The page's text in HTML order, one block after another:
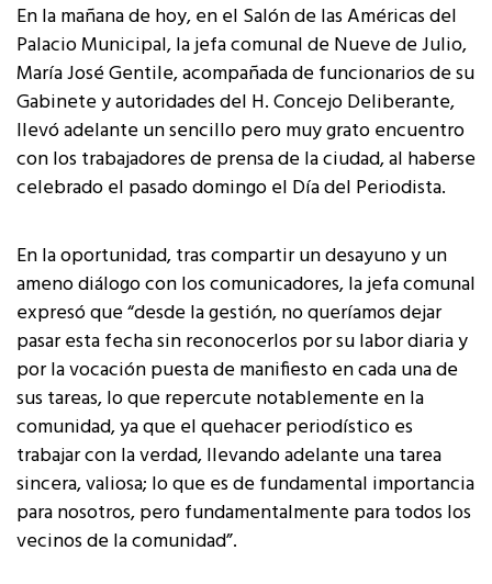
En la mañana de hoy, en el Salón de las Américas del
Palacio Municipal, la jefa comunal de Nueve de Julio,
María José Gentile, acompañada de funcionarios de su
Gabinete y autoridades del H. Concejo Deliberante,
llevó adelante un sencillo pero muy grato encuentro
con los trabajadores de prensa de la ciudad, al haberse
celebrado el pasado domingo el Día del Periodista.
En la oportunidad, tras compartir un desayuno y un
ameno diálogo con los comunicadores, la jefa comunal
expresó que “desde la gestión, no queríamos dejar
pasar esta fecha sin reconocerlos por su labor diaria y
por la vocación puesta de manifiesto en cada una de
sus tareas, lo que repercute notablemente en la
comunidad, ya que el quehacer periodístico es
trabajar con la verdad, llevando adelante una tarea
sincera, valiosa; lo que es de fundamental importancia
para nosotros, pero fundamentalmente para todos los
vecinos de la comunidad”.